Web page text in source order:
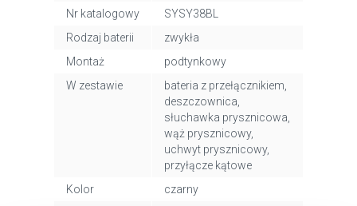
Nr katalogowy
SYSY38BL
Rodzaj baterii
zwykła
Montaż
podtynkowy
W zestawie
bateria z przełącznikiem,
deszczownica,
słuchawka prysznicowa,
wąż prysznicowy,
uchwyt prysznicowy,
przyłącze kątowe
Kolor
czarny